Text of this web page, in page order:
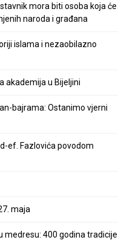
mora biti osoba koja će
naroda i građana
islama i nezaobilazno
akademija u Bijeljini
bajrama: Ostanimo vjerni
ef. Fazlovića povodom
maja
medresu: 400 godina tradicije